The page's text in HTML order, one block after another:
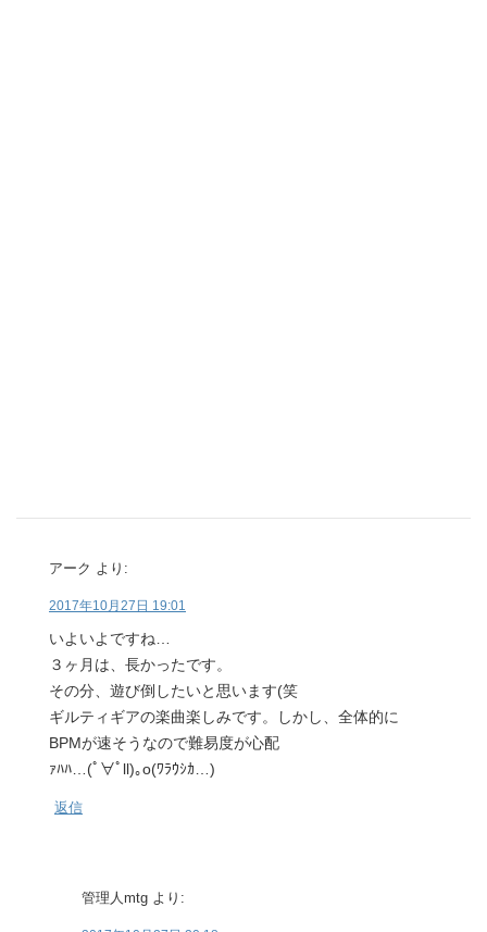
アーク より:
2017年10月27日 19:01
いよいよですね…
３ヶ月は、長かったです。
その分、遊び倒したいと思います(笑
ギルティギアの楽曲楽しみです。しかし、全体的に
BPMが速そうなので難易度が心配
ｧﾊﾊ…(ﾟ∀ﾟll)｡o(ﾜﾗｳｼｶ…)
返信
管理人mtg より: